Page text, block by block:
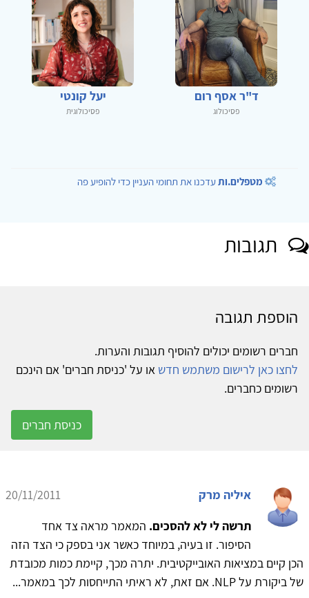
ד"ר אסף רום
פסיכולוג
יעל קונטי
פסיכולוגית
מטפלים.ותעדכנו את תחומי העניין כדי להופיע פה
תגובות
הוספת תגובה
חברים רשומים יכולים להוסיף תגובות והערות.
לחצו כאן לרישום משתמש חדש או על 'כניסת חברים' אם הינכם
רשומים כחברים.
כניסת חברים
איליה מרק
20/11/2011
תרשה לי לא להסכים. המאמר מראה צד אחד
הסיפור. זו בעיה, במיוחד כאשר אני בספק כי הצד הזה
הכן קיים במציאות האובייקטיבית. יתרה מכך, קיימת כמות מכובדת
של ביקורת על NLP. אם זאת, לא ראיתי התייחסות לכך במאמר...